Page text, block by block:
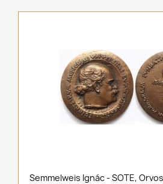
Semmelweis Ignác - SOTE,